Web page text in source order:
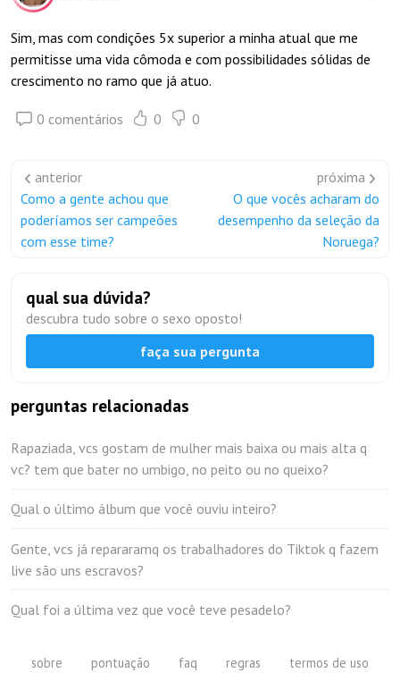
Sim, mas com condições 5x superior a minha atual que me
permitisse uma vida cômoda e com possibilidades sólidas de
crescimento no ramo que já atuo.
0 comentários 0 0
anterior
Como a gente achou que
poderíamos ser campeões
com esse time?
próxima
O que vocês acharam do
desempenho da seleção da
Noruega?
qual sua dúvida?
descubra tudo sobre o sexo oposto!
faça sua pergunta
perguntas relacionadas
Rapaziada, vcs gostam de mulher mais baixa ou mais alta q
vc? tem que bater no umbigo, no peito ou no queixo?
Qual o último álbum que você ouviu inteiro?
Gente, vcs já repararamq os trabalhadores do Tiktok q fazem
live são uns escravos?
Qual foi a última vez que você teve pesadelo?
sobre pontuação faq regras termos de uso